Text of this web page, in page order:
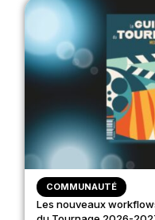
COMMUNAUTÉ
Les nouveaux